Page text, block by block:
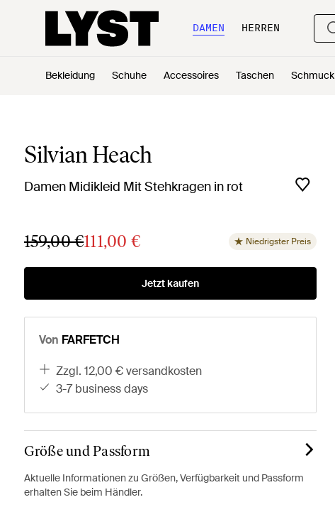
DAMEN HERREN
Bekleidung Schuhe Accessoires Taschen Schmuck
Silvian Heach
Damen Midikleid Mit Stehkragen in rot
159,00 €111,00 € Niedrigster Preis
Jetzt kaufen
Von FARFETCH
zzgl. 12,00 € versandkosten
3-7 business days
Größe und Passform
Aktuelle Informationen zu Größen, Verfügbarkeit und Passform
erhalten Sie beim Händler.